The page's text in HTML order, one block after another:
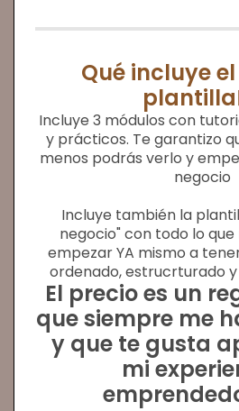
Qué incluye
Incluye 3 módulos con
y prácticos. Te garantizo
menos podrás verlo y
negocio
Incluye también la
negocio" con todo lo
empezar YA mismo a
ordenado, estrucrturado y
El precio es un
que siempre me
y que te gusta
mi